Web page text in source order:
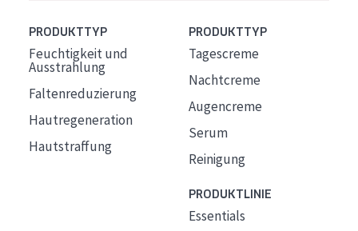
PRODUKTTYP
Feuchtigkeit und
Ausstrahlung
Faltenreduzierung
Hautregeneration
Hautstraffung
PRODUKTTYP
Tagescreme
Nachtcreme
Augencreme
Serum
Reinigung
PRODUKTLINIE
Essentials